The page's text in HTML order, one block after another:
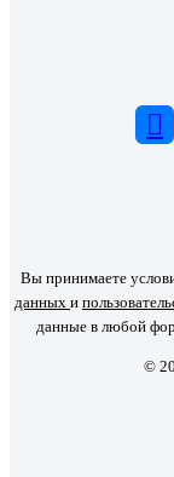
Вы принимаете
данных и
данные в любой
©